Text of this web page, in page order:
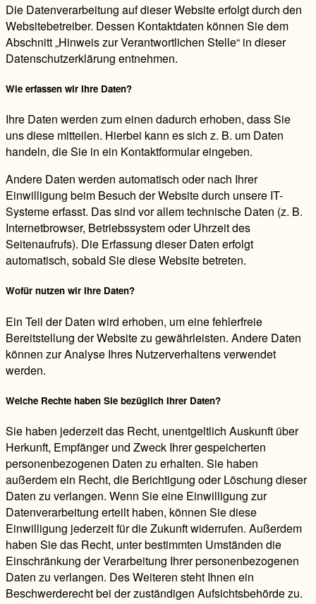
Die Datenverarbeitung auf dieser Website erfolgt durch den
Websitebetreiber. Dessen Kontaktdaten können Sie dem
Abschnitt „Hinweis zur Verantwortlichen Stelle“ in dieser
Datenschutzerklärung entnehmen.
Wie erfassen wir Ihre Daten?
Ihre Daten werden zum einen dadurch erhoben, dass Sie
uns diese mitteilen. Hierbei kann es sich z. B. um Daten
handeln, die Sie in ein Kontaktformular eingeben.
Andere Daten werden automatisch oder nach Ihrer
Einwilligung beim Besuch der Website durch unsere IT-
Systeme erfasst. Das sind vor allem technische Daten (z. B.
Internetbrowser, Betriebssystem oder Uhrzeit des
Seitenaufrufs). Die Erfassung dieser Daten erfolgt
automatisch, sobald Sie diese Website betreten.
Wofür nutzen wir Ihre Daten?
Ein Teil der Daten wird erhoben, um eine fehlerfreie
Bereitstellung der Website zu gewährleisten. Andere Daten
können zur Analyse Ihres Nutzerverhaltens verwendet
werden.
Welche Rechte haben Sie bezüglich Ihrer Daten?
Sie haben jederzeit das Recht, unentgeltlich Auskunft über
Herkunft, Empfänger und Zweck Ihrer gespeicherten
personenbezogenen Daten zu erhalten. Sie haben
außerdem ein Recht, die Berichtigung oder Löschung dieser
Daten zu verlangen. Wenn Sie eine Einwilligung zur
Datenverarbeitung erteilt haben, können Sie diese
Einwilligung jederzeit für die Zukunft widerrufen. Außerdem
haben Sie das Recht, unter bestimmten Umständen die
Einschränkung der Verarbeitung Ihrer personenbezogenen
Daten zu verlangen. Des Weiteren steht Ihnen ein
Beschwerderecht bei der zuständigen Aufsichtsbehörde zu.